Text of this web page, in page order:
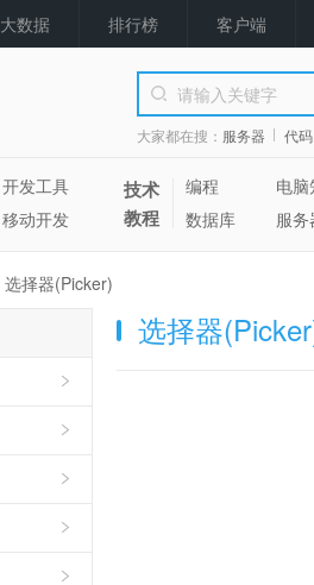
大数据 排行榜 客户端
大家都在搜： 服务器 代码
开发工具
移动开发
技术
教程
编程 电脑
数据库
服务
选择器(Picker)
选择器